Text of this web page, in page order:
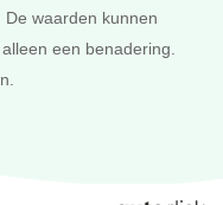
waarden kunnen
een benadering.